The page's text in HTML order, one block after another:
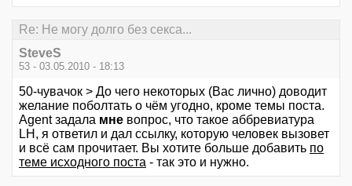
Re: Не могу долго без секса...
SteveS
53 - 03.05.2010 - 18:13
50-чувачок > До чего некоторых (Вас лично) доводит
желание поболтать о чём угодно, кроме темы поста.
Agent задала мне вопрос, что такое аббревиатура
LH, я ответил и дал ссылку, которую человек вызовет
и всё сам прочитает. Вы хотите больше добавить по
теме исходного поста - так это и нужно.